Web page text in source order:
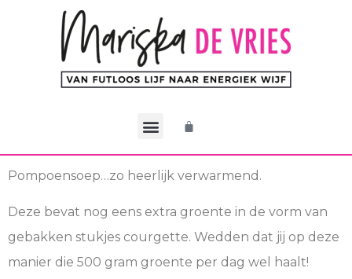
Pompoensoep…zo heerlijk verwarmend.
Deze bevat nog eens extra groente in de vorm van
gebakken stukjes courgette. Wedden dat jij op deze
manier die 500 gram groente per dag wel haalt!